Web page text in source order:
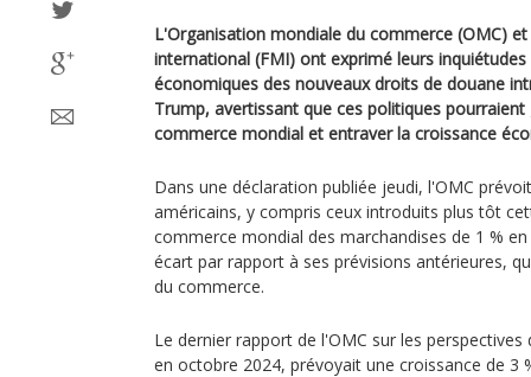
L'Organisation mondiale du commerce (OMC)
international (FMI) ont exprimé leurs
économiques des nouveaux droits de douane
Trump, avertissant que ces politiques
commerce mondial et entraver la croissance
Dans une déclaration publiée jeudi, l'OMC
américains, y compris ceux introduits plus tôt
commerce mondial des marchandises de 1 %
écart par rapport à ses prévisions antérieures,
du commerce.
Le dernier rapport de l'OMC sur les
en octobre 2024, prévoyait une croissance de 3